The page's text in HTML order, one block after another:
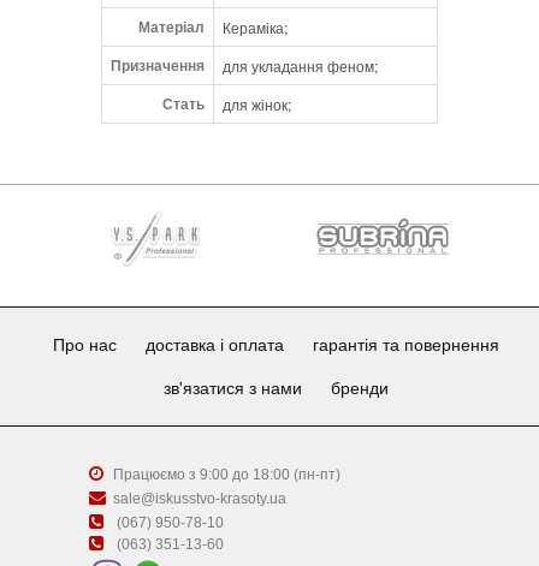
Матеріал Кераміка;
Призначення для укладання феном;
Стать для жінок;
Про нас доставка і оплата гарантія та повернення
зв'язатися з нами бренди
Працюємо з 9:00 до 18:00 (пн-пт)
sale@iskusstvo-krasoty.ua
(067) 950-78-10
(063) 351-13-60